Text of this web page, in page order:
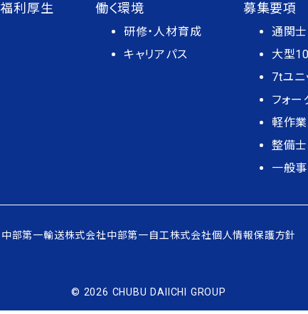
福利厚生 働く環境
研修・人材育成
キャリアパス
募集要項
通関士
大型
7tユニ
フォー
軽作業
整備士
一般
中部第一輸送株式会社中部第一自工株式会社個人情報保護方針
© 2026 CHUBU DAIICHI GROUP